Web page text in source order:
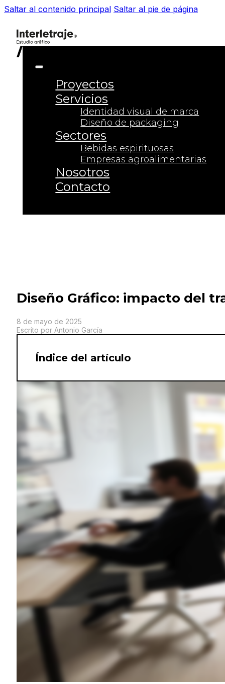
Saltar al contenido principal Saltar al pie de página
Proyectos
Servicios
Identidad visual de marca
Diseño de packaging
Sectores
Bebidas espirituosas
Empresas agroalimentarias
Nosotros
Contacto
Diseño Gráfico: impacto del
8 de mayo de 2025
Escrito por Antonio García
Índice del artículo